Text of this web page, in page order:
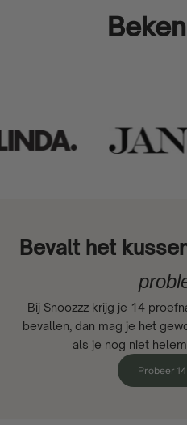
Bevalt het
Bij Snoozzz krijg je 14
bevallen, dan mag je het
als je nog niet
Probeer